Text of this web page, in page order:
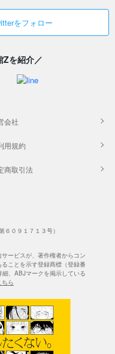
をフォロー
Zを紹介／
会社
用規約
商取引法
ービスが、著作権者からコン
ことを示す登録商標（登録番
、ABJマークを掲示している
ちら